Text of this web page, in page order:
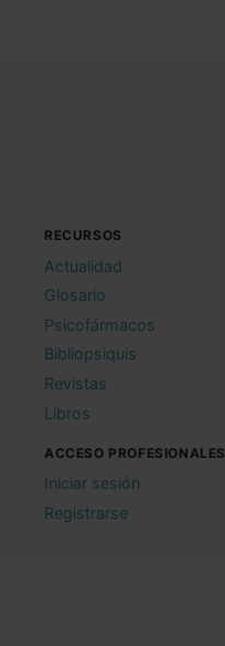
RECURSOS
Actualidad
Glosario
Psicofármacos
Bibliopsiquis
Revistas
Libros
ACCESO PROFESIONALES
Iniciar sesión
Registrarse